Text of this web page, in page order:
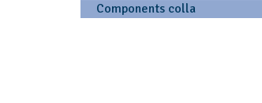
Components colla